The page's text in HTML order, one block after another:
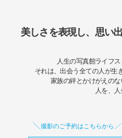
美しさを表現し、思い
人生の写真館ライフ
それは、出会う全ての人が生
家族の絆とかけがえのな
人を、人
撮影のご予約はこちらから